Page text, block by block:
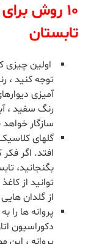
۱۰ روش
تابستان
اولین چیزی
توجه کنید ،
آمیزی
رنگ سفید ،
سازگار خواهد
گلهای
افتد. اگر
بگنجانید،
توانید از
از گلدان
پروانه ها را
دکوراسیون